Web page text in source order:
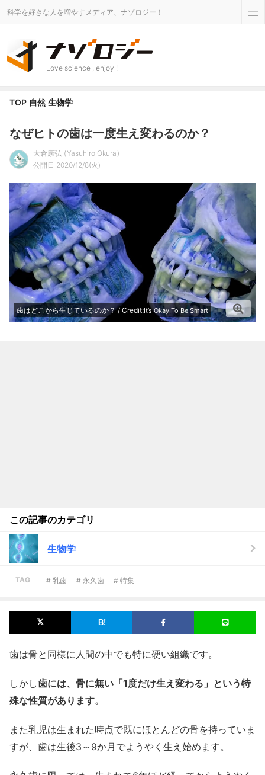
科学を好きな人を増やすメディア、ナゾロジー！
Love science , enjoy !
TOP 自然 生物学
なぜヒトの歯は一度生え変わるのか？
大倉康弘
Yasuhiro Okura
公開日 2020/12/8(火)
歯はどこから生じているのか？ / Credit:It’s Okay To Be Smart
この記事のカテゴリ
生物学
TAG # 乳歯 # 永久歯 # 特集
歯は骨と同様に人間の中でも特に硬い組織です。
しかし歯には、骨に無い「1度だけ生え変わる」という特
殊な性質があります。
また乳児は生まれた時点で既にほとんどの骨を持っていま
すが、歯は生後3～9か月でようやく生え始めます。